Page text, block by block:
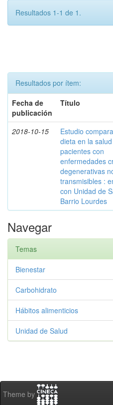
Resultados 1-1 de 1.
Resultados por ítem:
Fecha de
publicación
Título
2018-10-15
Estudio
dieta en la
pacientes con
enfermedades
degenerativas
transmisibles :
con Unidad de
Barrio Lourdes
Navegar
Temas
Bienestar
Carbohidrato
Hábitos alimenticios
Unidad de Salud
Theme by